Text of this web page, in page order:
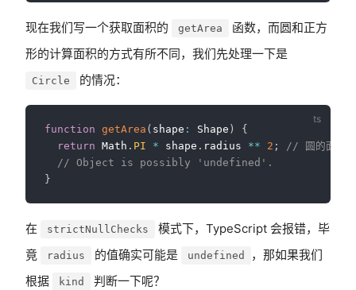
现在我们写一个获取面积的 getArea
函数，而圆和正方
形的计算面积的方式有所不同，我们先处理一下是
Circle 的情况：
function getArea ( shape : Shape )
{
return Math . PI * shape . radius ** 2 ;
// 圆的面积
// Object is possibly 'undefined'.
}
在 strictNullChecks
模式下，TypeScript 会报错，毕
竟
radius 的值确实可能是 undefined
，那如果我们
根据
kind 判断一下呢？